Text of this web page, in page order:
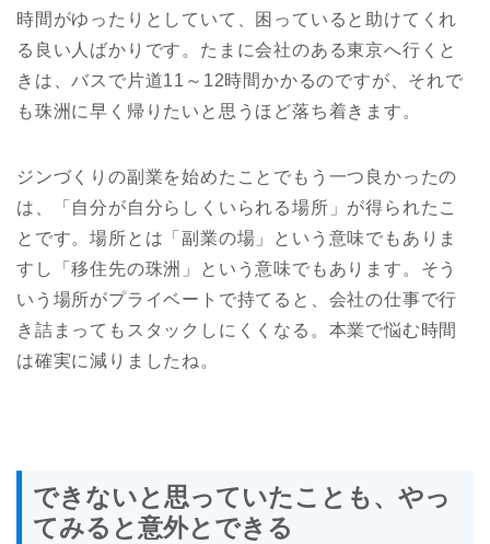
時間がゆったりとしていて、困っていると助けてくれ
る良い人ばかりです。たまに会社のある東京へ行くと
きは、バスで片道11～12時間かかるのですが、それで
も珠洲に早く帰りたいと思うほど落ち着きます。
ジンづくりの副業を始めたことでもう一つ良かったの
は、「自分が自分らしくいられる場所」が得られたこ
とです。場所とは「副業の場」という意味でもありま
すし「移住先の珠洲」という意味でもあります。そう
いう場所がプライベートで持てると、会社の仕事で行
き詰まってもスタックしにくくなる。本業で悩む時間
は確実に減りましたね。
できないと思っていたことも、やっ
てみると意外とできる